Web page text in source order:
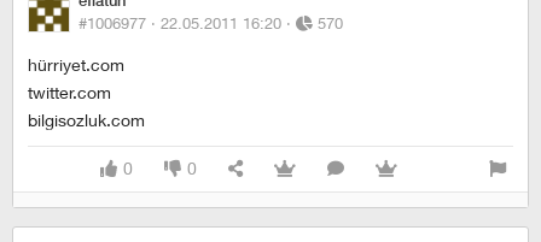
#1006977 · 22.05.2011 16:20 · 570
hürriyet.com
twitter.com
bilgisozluk.com
0 0